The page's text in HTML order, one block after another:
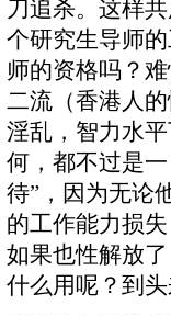
刀追杀。这样
个研究生导师
师的资格吗？
二流（香港人
淫乱，智力水
何，都不过是
待”，因为无论
的工作能力损
如果也性解放
什么用呢？到